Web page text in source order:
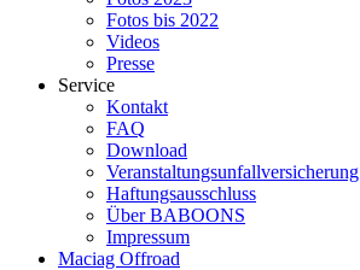
Fotos bis 2022
Videos
Presse
Service
Kontakt
FAQ
Download
Veranstaltungsunfallversicherung
Haftungsausschluss
Über BABOONS
Impressum
Maciag Offroad